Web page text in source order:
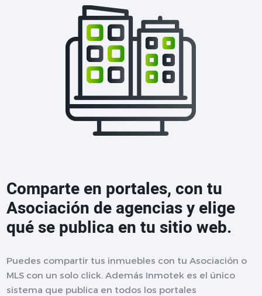
Comparte en portales, con tu
Asociación de agencias y elige
qué se publica en tu sitio web.
Puedes compartir tus inmuebles con tu Asociación o
MLS con un solo click. Además Inmotek es el único
sistema que publica en todos los portales